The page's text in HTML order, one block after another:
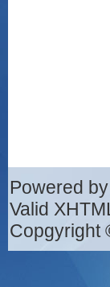
Powered
Valid
Copgyright